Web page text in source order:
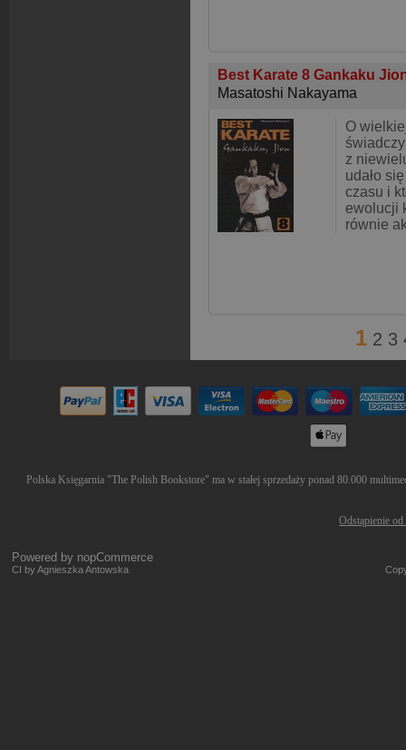
Best Karate 8 Gankaku
Masatoshi Nakayama
O
z
udało
czasu i
ewolucji
równie
1 2 3
Polska Księgarnia "The Polish Bookstore" ma w stałej sprzedaży ponad 80.000
Odstąpienie
Powered by nopCommerce
CI by Agnieszka Antowska